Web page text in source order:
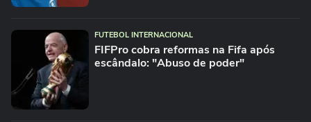
FUTEBOL INTERNACIONAL
FIFPro cobra reformas na Fifa após
escândalo: "Abuso de poder"